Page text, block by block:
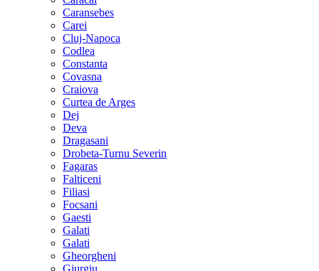
Caransebes
Carei
Cluj-Napoca
Codlea
Constanta
Covasna
Craiova
Curtea de Arges
Dej
Deva
Dragasani
Drobeta-Turnu Severin
Fagaras
Falticeni
Filiasi
Focsani
Gaesti
Galati
Galati
Gheorgheni